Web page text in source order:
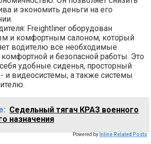
и экономить деньги на его
Freightliner оборудован
и комфортным салоном, который
водителю все необходимые
и безопасной работы. Это
удобные сиденья, просторный
и видеосистемы, а также системы
Седельный тягач КРАЗ военного
назначения
Powered by Inline Related Posts